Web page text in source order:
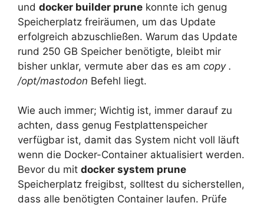
und docker builder prune konnte ich genug
Speicherplatz freiräumen, um das Update
erfolgreich abzuschließen. Warum das Update
rund 250 GB Speicher benötigte, bleibt mir
bisher unklar, vermute aber das es am copy .
/opt/mastodon Befehl liegt.
Wie auch immer; Wichtig ist, immer darauf zu
achten, dass genug Festplattenspeicher
verfügbar ist, damit das System nicht voll läuft
wenn die Docker-Container aktualisiert werden.
Bevor du mit docker system prune
Speicherplatz freigibst, solltest du sicherstellen,
dass alle benötigten Container laufen. Prüfe